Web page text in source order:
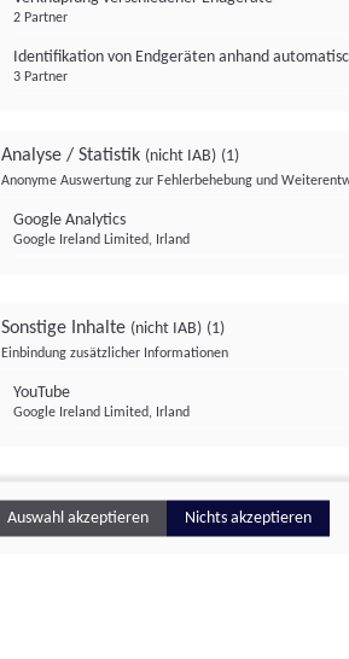
2 Partner
Identifikation von Endgeräten anhand
3 Partner
Analyse / Statistik (nicht IAB) (1)
Anonyme Auswertung zur Fehlerbehebung und
Google Analytics
Google Ireland Limited, Irland
Sonstige Inhalte (nicht IAB) (1)
Einbindung zusätzlicher Informationen
YouTube
Google Ireland Limited, Irland
Auswahl akzeptieren Nichts akzeptieren